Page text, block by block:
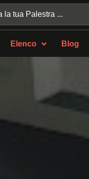
Elenco Blog